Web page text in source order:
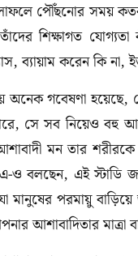
পৌঁছনোর সময়
শিক্ষাগত
ব্যায়াম করেন কি না,
গবেষণা
সে সব নিয়েও
মন তার
ও বলছেন, এই স্টাডি
পরমায়ু
আশাবাদিতার মাত্রা